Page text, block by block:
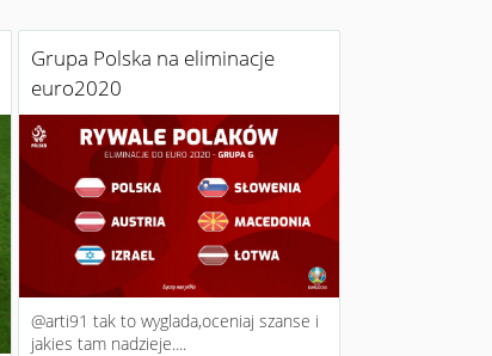
Grupa Polska na eliminacje
euro2020
@arti91 tak to wyglada,oceniaj szanse i
jakies tam nadzieje....